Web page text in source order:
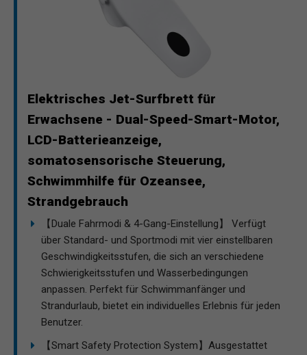
Elektrisches Jet-Surfbrett für
Erwachsene - Dual-Speed-Smart-Motor,
LCD-Batterieanzeige,
somatosensorische Steuerung,
Schwimmhilfe für Ozeansee,
Strandgebrauch
【Duale Fahrmodi & 4-Gang-Einstellung】 Verfügt
über Standard- und Sportmodi mit vier einstellbaren
Geschwindigkeitsstufen, die sich an verschiedene
Schwierigkeitsstufen und Wasserbedingungen
anpassen. Perfekt für Schwimmanfänger und
Strandurlaub, bietet ein individuelles Erlebnis für jeden
Benutzer.
【Smart Safety Protection System】Ausgestattet